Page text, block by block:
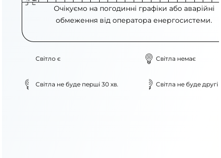
Очікуємо на погодинні графіки або аварійні
обмеження від оператора енергосистеми.
Світло є Світла немає
Світла не буде перші 30 хв. Світла не буде другі